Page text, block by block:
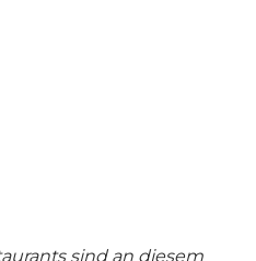
sind an diesem